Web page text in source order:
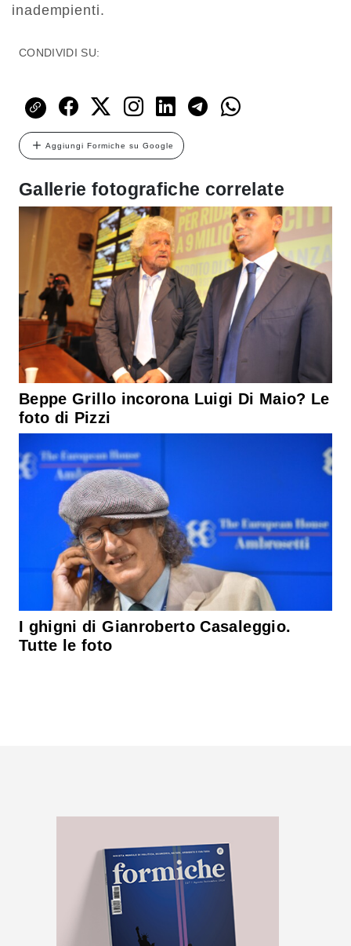
inadempienti.
CONDIVIDI SU:
Aggiungi Formiche su Google
Gallerie fotografiche correlate
Beppe Grillo incorona Luigi Di Maio? Le
foto di Pizzi
I ghigni di Gianroberto Casaleggio.
Tutte le foto